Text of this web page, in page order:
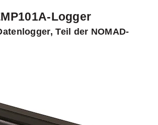
Logger
Teil der NOMAD-